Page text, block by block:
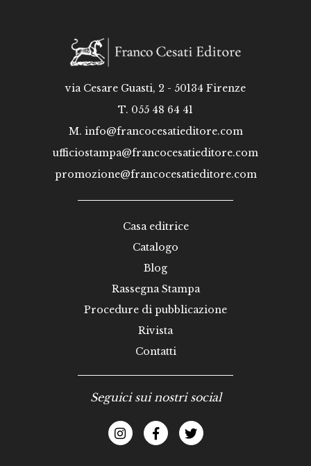
via Cesare Guasti, 2 - 50134 Firenze
T. 055 48 64 41
M. info@francocesatieditore.com
ufficiostampa@francocesatieditore.com
promozione@francocesatieditore.com
Casa editrice
Catalogo
Blog
Rassegna Stampa
Procedure di pubblicazione
Rivista
Contatti
Seguici sui nostri social